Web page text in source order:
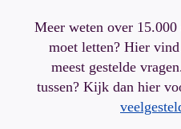
Meer weten over
moet letten? Hier
meest gestelde
tussen? Kijk dan hier